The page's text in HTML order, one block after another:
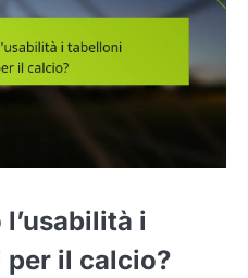
i
il calcio?